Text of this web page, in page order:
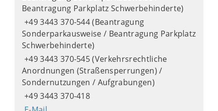
Beantragung Parkplatz Schwerbehinderte)
+49 3443 370-544 (Beantragung
Sonderparkausweise / Beantragung Parkplatz
Schwerbehinderte)
+49 3443 370-545 (Verkehrsrechtliche
Anordnungen (Straßensperrungen) /
Sondernutzungen / Aufgrabungen)
+49 3443 370-418